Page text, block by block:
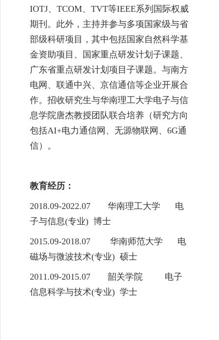
IOTJ、 TCOM、 TVT等IEEE系列国际权威
期刊。此外， 主持并参与多项国家级与省
部级科研项目，其中包括国家自然科学基
金资助项目、国家重点研发计划子课题、
广东省重点研发计划项目子课题。与南方
电网、 联通中兴、京信通信等企业开展合
作。 招收研究生与华南理工大学电子与信
息学院唐杰教授团队联合培养（研究方向
包括AI+电力通信网、无源物联网、 6G通
信）。
教育经历：
2018.09-2022.07 华南理工大学
电
子与信息(专业) 博士
2015.09-2018.07 华南师范大学
电
磁场与微波技术(专业) 硕士
2011.09-2015.07 韶关学院
电子
信息科学与技术(专业) 学士